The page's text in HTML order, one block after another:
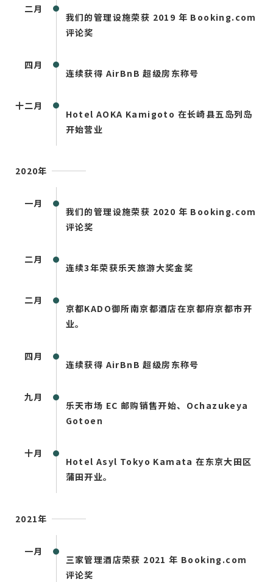
二月
我们的管理设施荣获 2019 年 Booking.com
评论奖
四月
连续获得 AirBnB 超级房东称号
十二月
Hotel AOKA Kamigoto 在长崎县五岛列岛
开始营业
2020年
一月
我们的管理设施荣获 2020 年 Booking.com
评论奖
二月
连续3年荣获乐天旅游大奖金奖
二月
京都KADO御所南京都酒店在京都府京都市开
业。
四月
连续获得 AirBnB 超级房东称号
九月
乐天市场 EC 邮购销售开始、Ochazukeya
Gotoen
十月
Hotel Asyl Tokyo Kamata 在东京大田区
蒲田开业。
2021年
一月
三家管理酒店荣获 2021 年 Booking.com
评论奖